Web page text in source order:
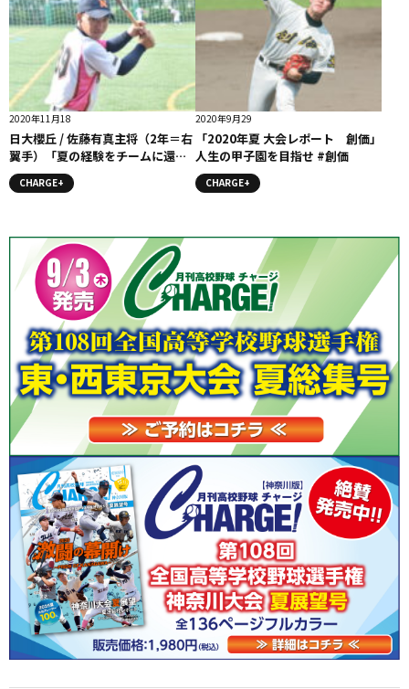
2020年11月18
日大櫻丘 / 佐藤有真主将（2年＝右
翼手）「夏の経験をチームに還元
したい」コラム #日大櫻丘
CHARGE+
2020年9月29
「2020年夏 大会レポート 創価」
人生の甲子園を目指せ #創価
CHARGE+